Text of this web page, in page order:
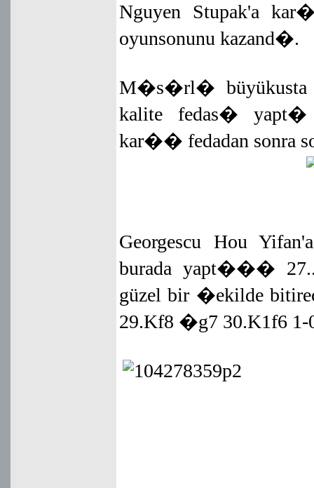
Nguyen Stupak'a
oyunsonunu kazand�.
M�s�rl� büyükusta
kalite fedas�
kar�� fedadan sonra
Georgescu Hou
burada yapt���
güzel bir �ekilde
29.Kf8 �g7 30.K1f6 1-